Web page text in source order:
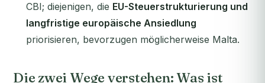
CBI; diejenigen, die EU-Steuerstrukturierung und
langfristige europäische Ansiedlung
priorisieren, bevorzugen möglicherweise Malta.
Die zwei Wege verstehen: Was ist